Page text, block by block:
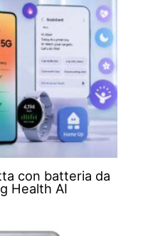
con batteria da
Health AI